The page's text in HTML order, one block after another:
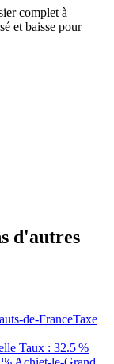
complet à
et baisse pour
d'autres
de-FranceTaxe
Taux : 32.5 %